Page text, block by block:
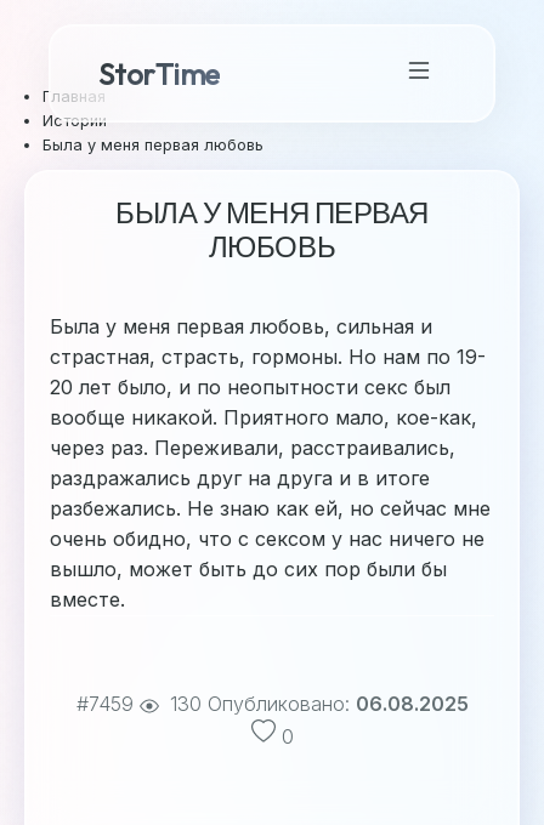
StorTime
Главная
Истории
Была у меня первая любовь
БЫЛА У МЕНЯ ПЕРВАЯ
ЛЮБОВЬ
Была у меня первая любовь, сильная и
страстная, страсть, гормоны. Но нам по 19-
20 лет было, и по неопытности секс был
вообще никакой. Приятного мало, кое-как,
через раз. Переживали, расстраивались,
раздражались друг на друга и в итоге
разбежались. Не знаю как ей, но сейчас мне
очень обидно, что с сексом у нас ничего не
вышло, может быть до сих пор были бы
вместе.
#7459 130 Опубликовано: 06.08.2025
0